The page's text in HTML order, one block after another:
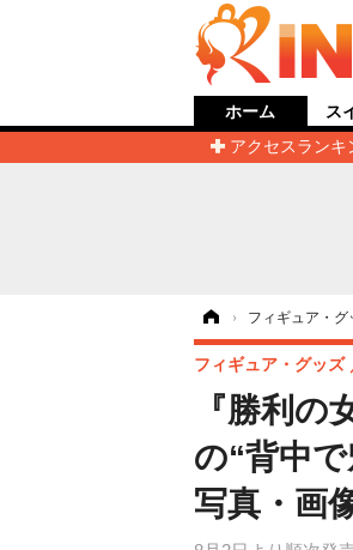
ホーム
アクセスランキ
ス
› フィギュア・グ
『勝利
の“背中
写真・画
フィギュア・グッズ